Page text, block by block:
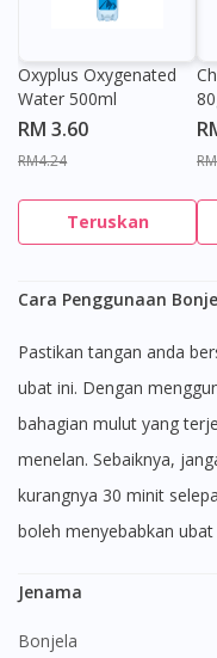
Oxyplus Oxygenated
Water 500ml
RM 3.60
RM4.24
Teruskan
Cara Penggunaan
Pastikan tangan anda bersih dan kering sebelum menggunakan
ubat ini. Dengan
bahagian mulut yang
menelan. Sebaiknya,
kurangnya 30 minit
boleh menyebabkan
Jenama
Bonjela